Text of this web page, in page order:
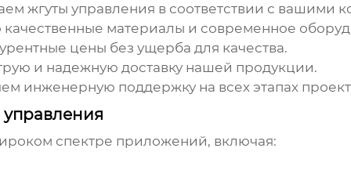
жгуты управления в соответствии с вашими
материалы и современное
цены без ущерба для качества.
и надежную доставку нашей продукции.
инженерную поддержку на всех этапах
спектре приложений, включая: